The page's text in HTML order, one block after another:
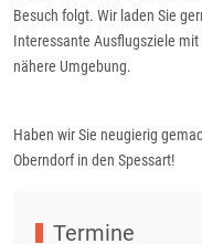
Besuch folgt. Wir laden Sie
Interessante Ausflugsziele
nähere Umgebung.
Haben wir Sie neugierig
Oberndorf in den Spessart!
Termine